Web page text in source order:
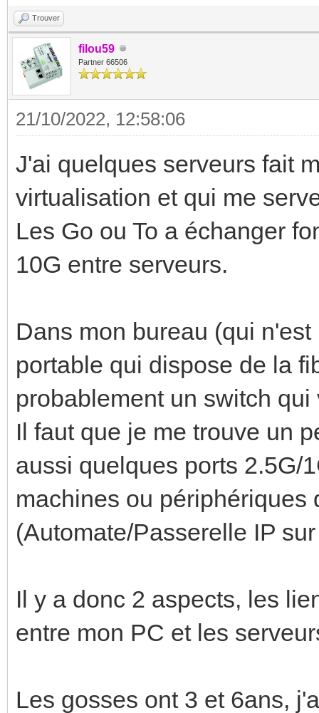
Trouver
filou59
Partner 66506
21/10/2022, 12:58:06
J'ai quelques serveurs fait
virtualisation et qui me
Les Go ou To a échanger
10G entre serveurs.
Dans mon bureau (qui
portable qui dispose de la
probablement un switch qui
Il faut que je me trouve un
aussi quelques ports 2.5G/
machines ou périphériques
(Automate/Passerelle IP
Il y a donc 2 aspects, les
entre mon PC et les
Les gosses ont 3 et 6ans,